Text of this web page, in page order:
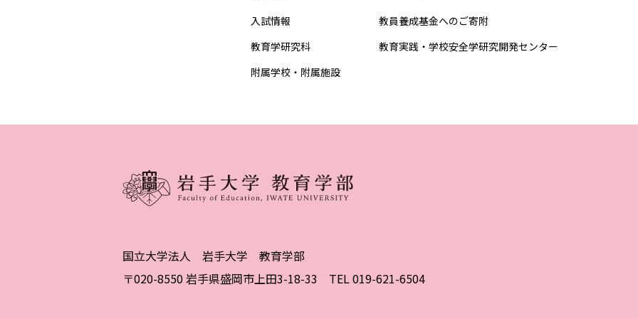
入試情報
教育学研究科
附属学校・附属施設
教員養成基金へのご寄附
教育実践・学校安全学研究開発センター
国立大学法人 岩手大学 教育学部
〒020-8550 岩手県盛岡市上田3-18-33 TEL 019-621-6504